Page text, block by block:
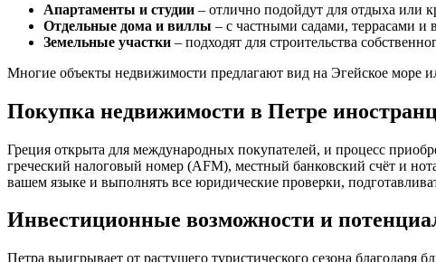
Апартаменты и студии – отлично подойдут для отдыха или
Отдельные дома и виллы – с частными садами, террасами
Земельные участки – подходят для строительства
Многие объекты недвижимости предлагают вид на Эгейское море
Покупка недвижимости в Петре
Греция открыта для международных покупателей, и процесс
греческий налоговый номер (AFM), местный банковский счёт и
вашем языке и выполнять все юридические проверки,
Инвестиционные возможности и
Петра выигрывает от растущего туристического сезона